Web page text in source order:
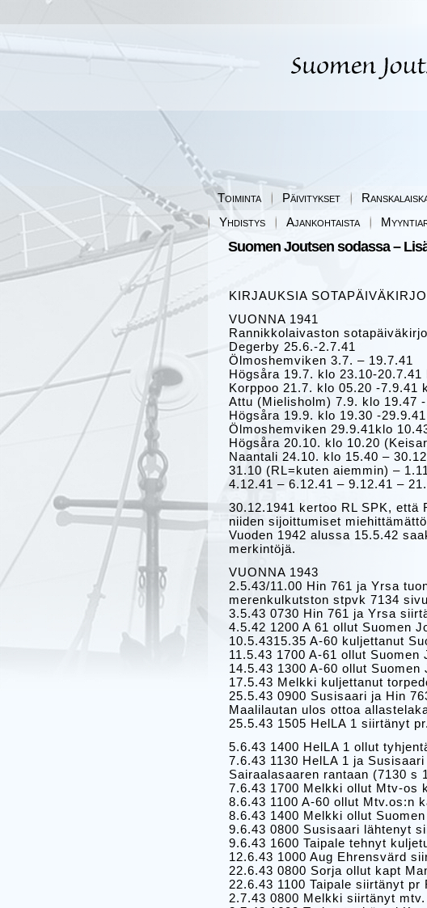
Toiminta Päivitykset
Yhdistys
Ajankohtaista
Suomen Joutsen sodassa –
KIRJAUKSIA
VUONNA 1941
Rannikkolaivaston
Degerby 25.6.-2.7.41
Ölmoshemviken 3.7. – 19.7.41
Högsåra 19.7. klo 23.10-20.7.41
Korppoo 21.7. klo 05.20 -7.9.41
Attu (Mielisholm) 7.9. klo 19.47
Högsåra 19.9. klo 19.30 -
Ölmoshemviken 29.9.41klo
Högsåra 20.10. klo 10.20
Naantali 24.10. klo 15.40 –
31.10 (RL=kuten aiemmin) –
4.12.41 – 6.12.41 – 9.12.41 –
30.12.1941 kertoo RL SPK,
niiden sijoittumiset
Vuoden 1942 alussa 15.5.42
merkintöjä.
VUONNA 1943
2.5.43/11.00 Hin 761 ja Yrsa
merenkulkutston stpvk 7134
3.5.43 0730 Hin 761 ja Yrsa
4.5.42 1200 A 61 ollut Suomen
10.5.4315.35 A-60 kuljettanut
11.5.43 1700 A-61 ollut
14.5.43 1300 A-60 ollut
17.5.43 Melkki kuljettanut
25.5.43 0900 Susisaari ja Hin
Maalilautan ulos ottoa
25.5.43 1505 HelLA 1 siirtänyt
5.6.43 1400 HelLA 1 ollut
7.6.43 1130 HelLA 1 ja
Sairaalasaaren rantaan (7130 s
7.6.43 1700 Melkki ollut Mtv-os
8.6.43 1100 A-60 ollut Mtv.os:n
8.6.43 1400 Melkki ollut
9.6.43 0800 Susisaari lähtenyt
9.6.43 1600 Taipale tehnyt
12.6.43 1000 Aug Ehrensvärd
22.6.43 0800 Sorja ollut kapt
22.6.43 1100 Taipale siirtänyt
2.7.43 0800 Melkki siirtänyt